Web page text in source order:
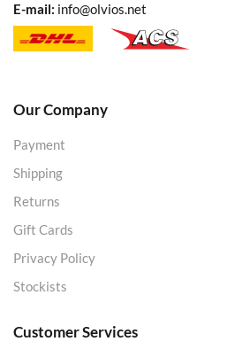
E-mail: info@olvios.net
Our Company
Payment
Shipping
Returns
Gift Cards
Privacy Policy
Stockists
Customer Services